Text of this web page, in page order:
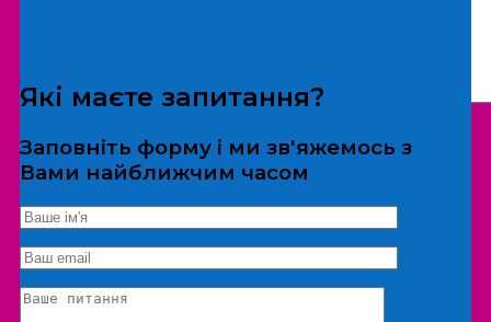
*Дані не передаються третім особам
Екскурсія/локація
Які маєте запитання?
Заповніть форму і ми зв'яжемось з
Вами найближчим часом